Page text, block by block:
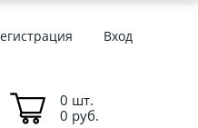
Вход
0 шт.
0 руб.